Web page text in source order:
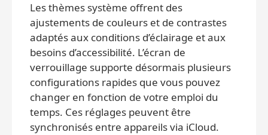
Les thèmes système offrent des
ajustements de couleurs et de contrastes
adaptés aux conditions d’éclairage et aux
besoins d’accessibilité. L’écran de
verrouillage supporte désormais plusieurs
configurations rapides que vous pouvez
changer en fonction de votre emploi du
temps. Ces réglages peuvent être
synchronisés entre appareils via iCloud.